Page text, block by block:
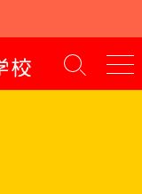
検
索
メ
ニ